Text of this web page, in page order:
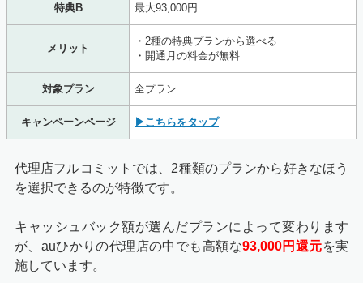
開通工事をする
がかかってきます。内容は開通工事日を調整の電話です。
開通工事は立ち会いが必要なので、都合が良い日を伝えま
しょう。工事日決定後に書類や機器がそれぞれ送られてき
特典B 最大93,000円
メリット
・2種の特典プランから選べる
・開通月の料金が無料
対象プラン 全プラン
キャンペーンページ ▶こちらをタップ
代理店フルコミットでは、2種類のプランから好きなほう
を選択できるのが特徴です。
キャッシュバック額が選んだプランによって変わります
が、auひかりの代理店の中でも高額な93,000円還元を実
施しています。